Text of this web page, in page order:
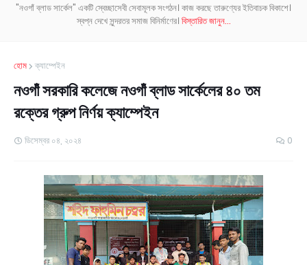
"নওগাঁ ব্লাড সার্কেল" একটি স্বেচ্ছাসেবী সেবামূলক সংগঠন। কাজ করছে তারুণ্যের ইতিবাচক বিকাশে।
স্বপ্ন দেখে সুন্দরতর সমাজ বিনির্মাণের। বিস্তারিত জানুন...
হোম ক্যাম্পেইন
নওগাঁ সরকারি কলেজে নওগাঁ ব্লাড সার্কেলের ৪০ তম
রক্তের গ্রুপ নির্ণয় ক্যাম্পেইন
ডিসেম্বর ০৪, ২০২৪ 0